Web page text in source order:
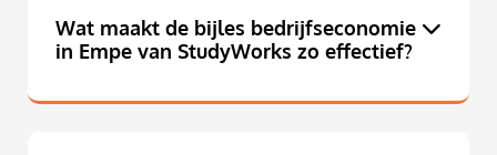
Wat maakt de bijles bedrijfseconomie
in Empe van StudyWorks zo effectief?